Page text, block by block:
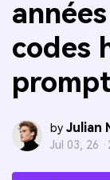
codes
by Julian
Jul 03, 26 ·